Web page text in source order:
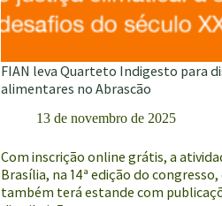
FIAN leva Quarteto Indigesto para
alimentares no Abrascão
13 de novembro de 2025
Com inscrição online grátis, a
Brasília, na 14ª edição do
também terá estande com